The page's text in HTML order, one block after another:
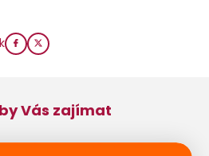
Vás zajímat